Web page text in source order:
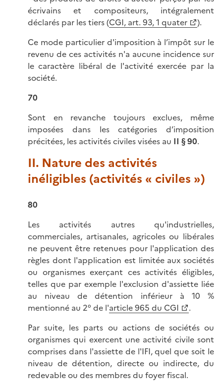
écrivains et compositeurs, intégralement
déclarés par les tiers (CGI, art. 93, 1 quater
).
Ce mode particulier d'imposition à l’impôt sur le
revenu de ces activités n'a aucune incidence sur
le caractère libéral de l'activité exercée par la
société.
70
Sont en revanche toujours exclues, même
imposées dans les catégories d’imposition
précitées, les activités civiles visées au II § 90.
II. Nature des activités
inéligibles (activités « civiles »)
80
Les activités autres qu'industrielles,
commerciales, artisanales, agricoles ou libérales
ne peuvent être retenues pour l'application des
règles dont l'application est limitée aux sociétés
ou organismes exerçant ces activités éligibles,
telles que par exemple l'exclusion d'assiette liée
au niveau de détention inférieur à 10 %
mentionné au 2° de l'article 965 du CGI
.
Par suite, les parts ou actions de sociétés ou
organismes qui exercent une activité civile sont
comprises dans l'assiette de l'IFI, quel que soit le
niveau de détention, directe ou indirecte, du
redevable ou des membres du foyer fiscal.